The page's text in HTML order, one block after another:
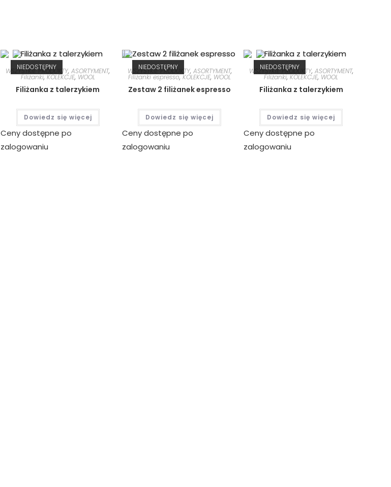
NIEDOSTĘPNY
WSZYSTKIE PRODUKTY,ASORTYMENT,
Filiżanki,KOLEKCJE, WOOL
Filiżanka z talerzykiem
Dowiedz się więcej
Ceny dostępne po
zalogowaniu
NIEDOSTĘPNY
WSZYSTKIE PRODUKTY, ASORTYMENT,
Filiżanki espresso,KOLEKCJE, WOOL
Zestaw 2 filiżanek espresso
Dowiedz się więcej
Ceny dostępne po
zalogowaniu
NIEDOSTĘPNY
WSZYSTKIE PRODUKTY, ASORTYMENT,
Filiżanki,KOLEKCJE, WOOL
Filiżanka z talerzykiem
Dowiedz się więcej
Ceny dostępne po
zalogowaniu